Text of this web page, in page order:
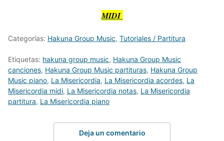
MIDI
Categorías: Hakuna Group Music, Tutoriales / Partitura
Etiquetas: hakuna group music, Hakuna Group Music
canciones, Hakuna Group Music partituras, Hakuna Group
Music piano, La Misericordia, La Misericordia acordes, La
Misericordia midi, La Misericordia notas, La Misericordia
partitura, La Misericordia piano
Deja un comentario